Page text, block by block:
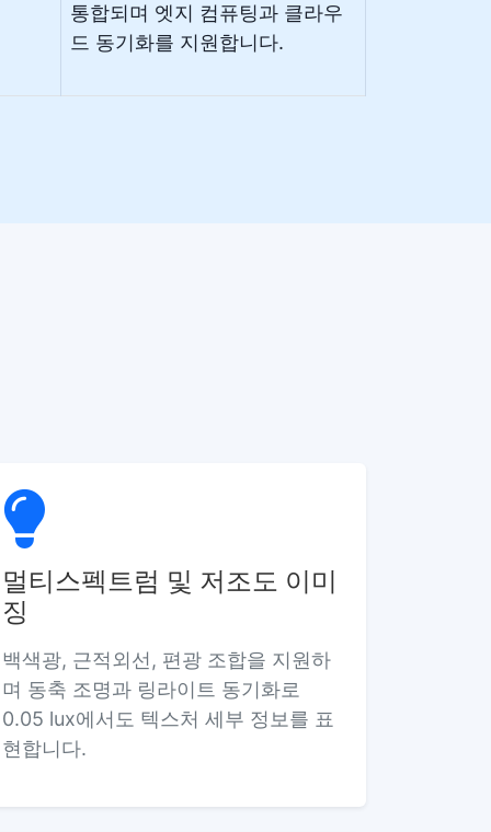
통합되며 엣지 컴퓨팅과 클라우
드 동기화를 지원합니다.
멀티스펙트럼 및 저조도 이미
징
백색광, 근적외선, 편광 조합을 지원하
며 동축 조명과 링라이트 동기화로
0.05 lux에서도 텍스처 세부 정보를 표
현합니다.